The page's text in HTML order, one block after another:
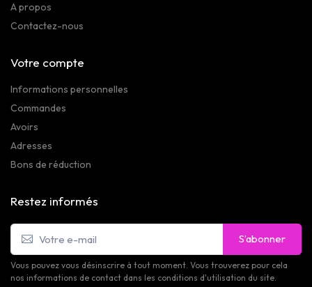
A propos
Contactez-nous
Votre compte
Informations personnelles
Commandes
Avoirs
Adresses
Bons de réduction
Restez informés
S’abonner
Vous pouvez vous désinscrire à tout moment. Vous trouverez pour cela
nos informations de contact dans les conditions d'utilisation du site.